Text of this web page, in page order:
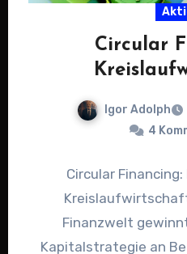
Circular
Igor Adolph
4
Circular
Finanzwelt
Kapitalstrategie an